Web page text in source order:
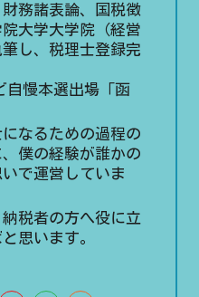
務諸表論、国税徴
大学大学院（経営
し、税理士登録完
自慢本選出場「函
なるための過程の
僕の経験が誰かの
で運営していま
税者の方へ役に立
思います。